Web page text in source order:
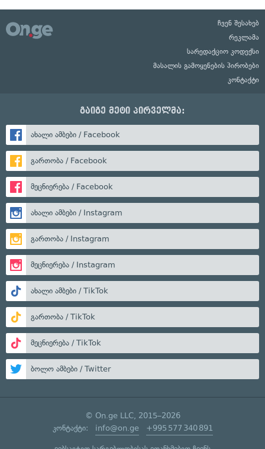
ჩვენ შესახებ
რეკლამა
სარედაქციო კოდექსი
მასალის გამოყენების პირობები
კონტაქტი
გაიგე მეტი პირველმა:
ახალი ამბები / Facebook
გართობა / Facebook
მეცნიერება / Facebook
ახალი ამბები / Instagram
გართობა / Instagram
მეცნიერება / Instagram
ახალი ამბები / TikTok
გართობა / TikTok
მეცნიერება / TikTok
ბოლო ამბები / Twitter
© On.ge LLC, 2015–2026
კონტაქტი: info@on.ge +995 577 340 891